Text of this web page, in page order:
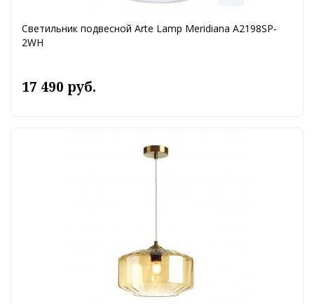
Светильник подвесной Arte Lamp Meridiana A2198SP-
2WH
17 490 руб.